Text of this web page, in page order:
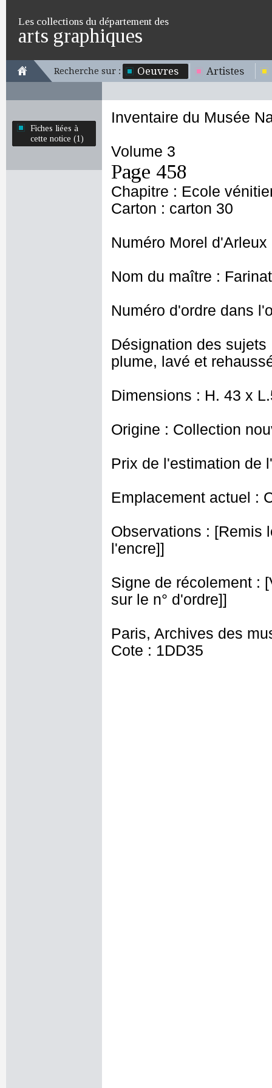
Les collections du département des
arts graphiques
Recherche sur : Oeuvres Artistes
Fiches liées à
cette notice (1)
Inventaire du Musée
Volume 3
Page 458
Chapitre : Ecole
Carton : carton 30
Numéro Morel d'Arleux
Nom du maître :
Numéro d'ordre dans
Désignation des
plume, lavé et
Dimensions : H. 43 x
Origine : Collection
Prix de l'estimation de
Emplacement actuel :
Observations : [Remis
l'encre]]
Signe de récolement :
sur le n° d'ordre]]
Paris, Archives des
Cote : 1DD35